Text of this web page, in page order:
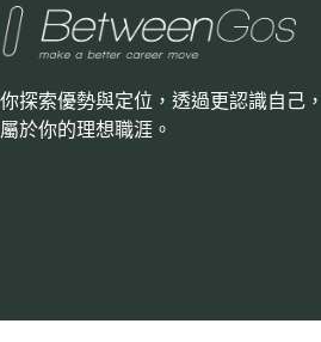
探索優勢與定位，透過更認識自己
於你的理想職涯。